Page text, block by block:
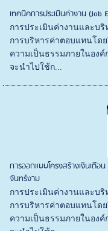
เทคนิคการประเมินค่างาน
การประเมินค่างานและบ
การบริหารค่าตอบแทนโด
ความเป็นธรรมภายในอง
จะนำไปใช้ก...
การออกแบบโครงสร้างเงินเดือ
จันทร์งาม
การประเมินค่างานและบ
การบริหารค่าตอบแทนโด
ความเป็นธรรมภายในอง